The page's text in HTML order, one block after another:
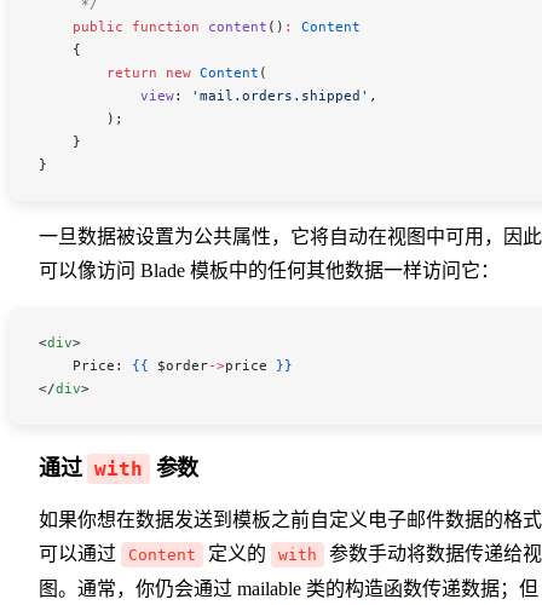
    public
function content () :
Content
    {
        return
new Content (
            view
: 'mail.orders.shipped' ,
        );
    }
}
一旦数据被设置为公共属性，它将自动在视图中可用，因
可以像访问 Blade 模板中的任何其他数据一样访问它：
<div>
    Price:
{{ $order->price }}
</div>
通过 with 参数
如果你想在数据发送到模板之前自定义电子邮件数据的格
可以通过
Content 定义的 with
参数手动将数据传递给视
图。通常，你仍会通过 mailable 类的构造函数传递数据；但